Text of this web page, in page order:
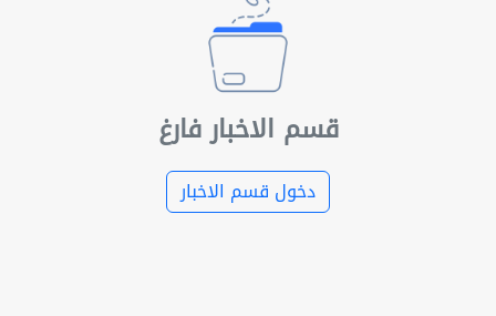
قسم الاخبار فارغ
دخول قسم الاخبار